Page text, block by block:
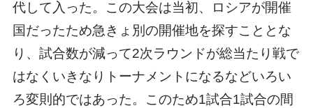
代して入った。この大会は当初、ロシアが開催
国だったため急きょ別の開催地を探すこととな
り、試合数が減って2次ラウンドが総当たり戦で
はなくいきなりトーナメントになるなどいろい
ろ変則的ではあった。このため1試合1試合の間